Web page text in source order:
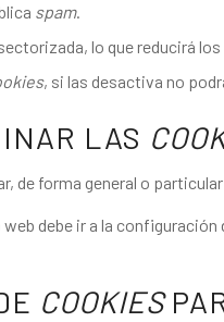
spam.
lo que reducirá
, si las desactiva no
LAS
de forma general o
debe ir a la configuración
COOKIES